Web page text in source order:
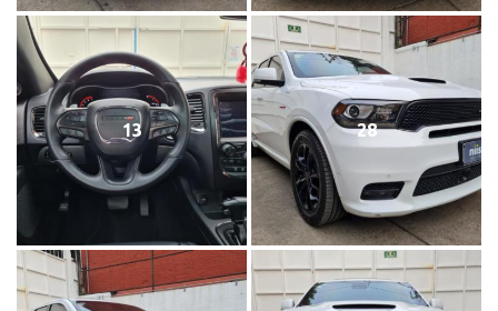
13 28